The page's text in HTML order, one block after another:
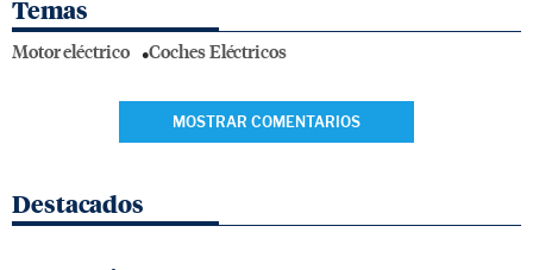
Temas
Motor eléctrico Coches Eléctricos
MOSTRAR COMENTARIOS
Destacados